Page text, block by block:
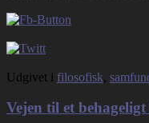
Udgivet i filosofisk,
Vejen til et